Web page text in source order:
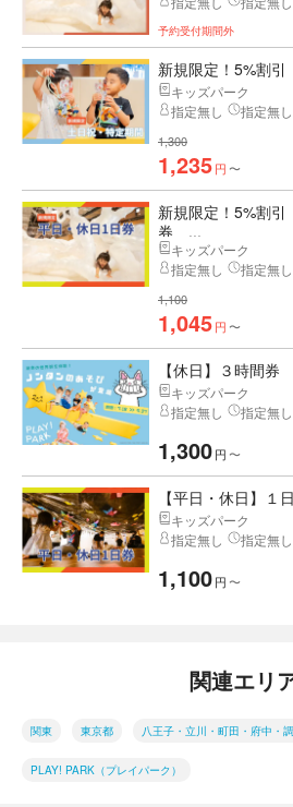
予約受付期間外
新規限定！5%割
キッズパーク
指定無し
指定無し
1,300
1,235円 〜
新規限定！5%割引
券 ...
キッズパーク
指定無し
指定無し
1,100
1,045円 〜
【休日】３時間
キッズパーク
指定無し
指定無し
1,300円 〜
【平日・休日】
キッズパーク
指定無し
指定無し
1,100円 〜
関連エリ
関東 東京都 八王子・立川・町田・府中・
PLAY! PARK（プレイパーク）